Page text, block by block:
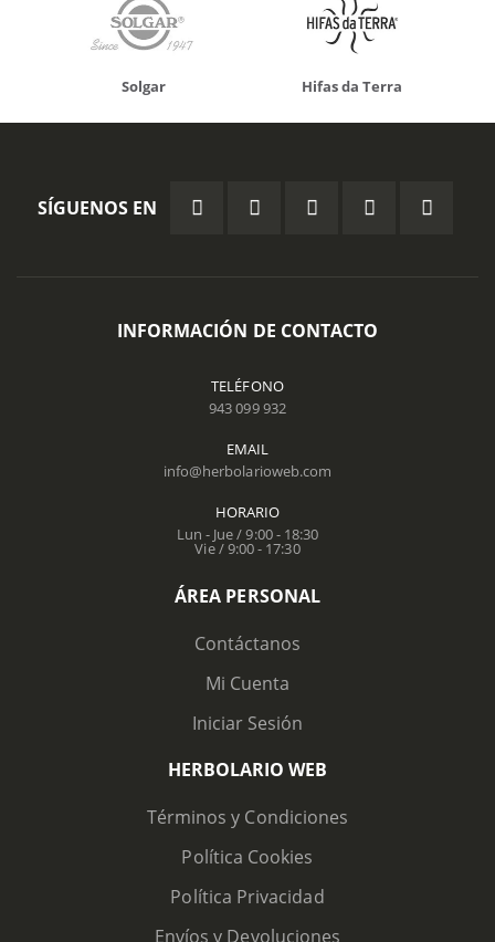
Solgar Hifas da Terra
SÍGUENOS EN
INFORMACIÓN DE CONTACTO
TELÉFONO
943 099 932
EMAIL
info@herbolarioweb.com
HORARIO
Lun - Jue / 9:00 - 18:30
Vie / 9:00 - 17:30
ÁREA PERSONAL
Contáctanos
Mi Cuenta
Iniciar Sesión
HERBOLARIO WEB
Términos y Condiciones
Política Cookies
Política Privacidad
Envíos y Devoluciones